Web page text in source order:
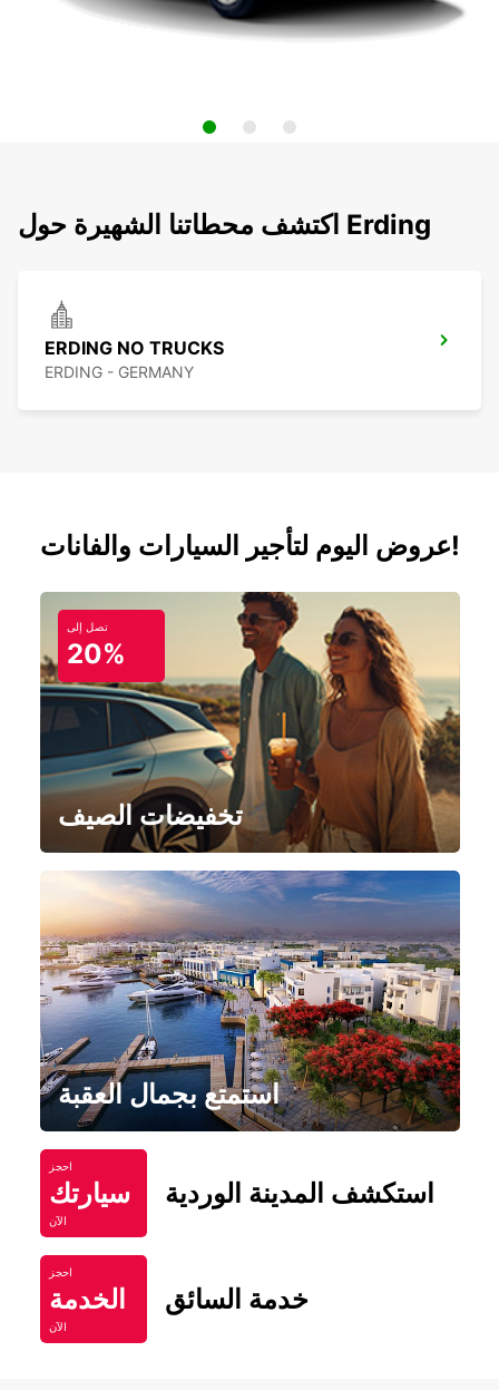
اكتشف محطاتنا الشهيرة حول Erding
ERDING NO TRUCKS
ERDING - GERMANY
عروض اليوم لتأجير السيارات والفانات!
تصل إلى
20%
تخفيضات الصيف
استمتع بجمال العقبة
احجز
سيارتك
الآن
استكشف المدينة الوردية
احجز
الخدمة
الآن
خدمة السائق